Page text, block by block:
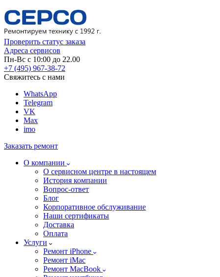
Проверить статус заказа
Адреса сервисов
Пн-Вс с 10:00 до 22.00
+7 (495) 967-38-72
Свяжитесь с нами
WhatsApp
Telegram
VK
Max
imo
Заказать ремонт
О компании
О сервисном центре в настоящем
История компании
Вопрос-ответ
Блог
Корпоративное обслуживание
Наши сертификаты
Доставка
Оплата
Услуги
Ремонт iPhone
Ремонт iMac
Ремонт MacBook